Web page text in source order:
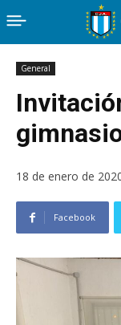
General
18 de enero de
Facebook